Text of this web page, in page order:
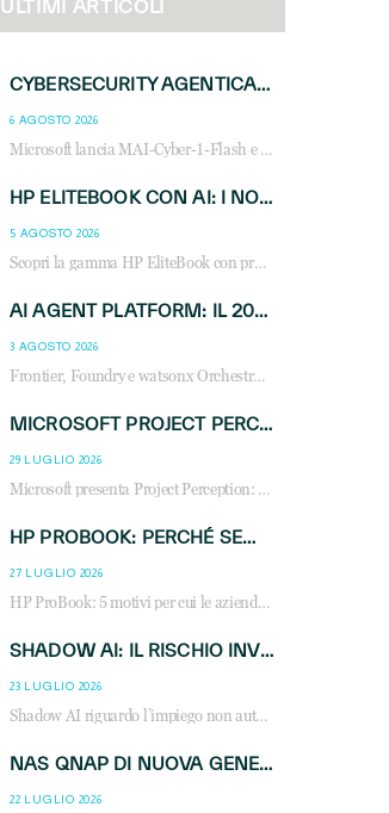
ULTIMI ARTICOLI
CYBERSECURITY AGENTICA: CON PERCEPTION E MAI-CYBER-1-FLASH MICROSOFT APRE NUOVI SERVIZI PER IL CANALE
6 AGOSTO 2026
Microsoft lancia MAI-Cyber-1-Flash e Perception: cybersecurity agentica in preview dal 3 novembre. Cosa cambia per MSP, system integrator e reseller.
HP ELITEBOOK CON AI: I NOTEBOOK BUSINESS INTELLIGENTI CHE TRASFORMANO PRODUTTIVITÀ, SICUREZZA E LAVORO IBRIDO
5 AGOSTO 2026
Scopri la gamma HP EliteBook con processori Intel® Core™ Ultra e AMD Ryzen™ AI. Notebook business progettati per aumentare la produttività, migliorare la collaborazione e garantire sicurezza avanzata in ufficio e in mobilità.
AI AGENT PLATFORM: IL 2026 È L’ANNO DEL «SISTEMA OPERATIVO» PER GLI AGENTI AZIENDALI
3 AGOSTO 2026
Frontier, Foundry e watsonx Orchestrate: la guerra delle piattaforme AI agent ridisegna il mercato IT. Cosa cambia per reseller, MSP e system integrator.
MICROSOFT PROJECT PERCEPTION: COME GLI AGENTI AI CAMBIERANNO SOC, CYBERSECURITY E SERVIZI MSP
29 LUGLIO 2026
Microsoft presenta Project Perception: scopri come gli agenti AI possono trasformare cybersecurity, SOC e servizi gestiti degli MSP.
HP PROBOOK: PERCHÉ SEMPRE PIÙ AZIENDE SCELGONO NOTEBOOK PROGETTATI PER IL LAVORO MODERNO
27 LUGLIO 2026
HP ProBook: 5 motivi per cui le aziende scelgono i notebook business HP per migliorare produttività, sicurezza e gestione dell’AI.
SHADOW AI: IL RISCHIO INVISIBILE CHE LE AZIENDE POSSONO GOVERNARE
23 LUGLIO 2026
Shadow AI riguardo l’impiego non autorizzato di sistemi AI all’interno dell’azienda. E’ una pratica che si diffonde a partire dai dipendenti fino ai dirigenti e mette a repentaglio la cybersecurity, con costi più elevati per le organizzazioni. Due recenti report illustrano il fenomeno e forniscono dati in merito
NAS QNAP DI NUOVA GENERAZIONE: PIÙ PRESTAZIONI, SCALABILITÀ E PROTEZIONE DEI DATI PER LE INFRASTRUTTURE IT MODERNE
22 LUGLIO 2026